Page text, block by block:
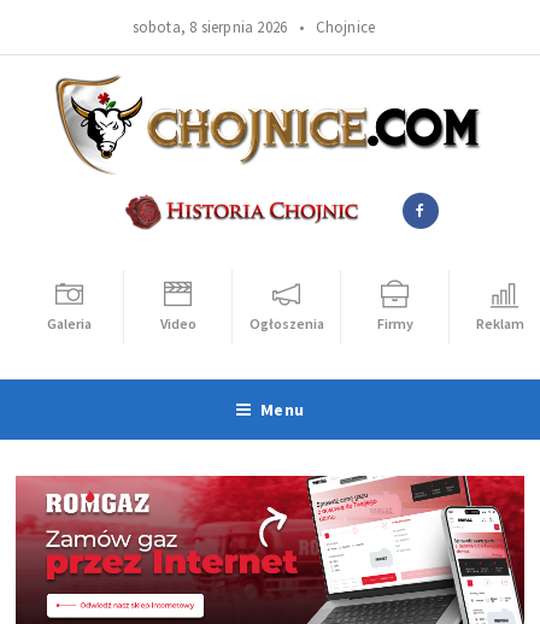
sobota, 8 sierpnia 2026 • Chojnice
Galeria Video Ogłoszenia Firmy Reklama
Menu